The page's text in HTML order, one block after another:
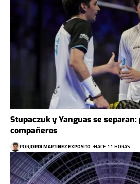
Stupaczuk y Yanguas se separan:
compañeros
PORJORDI MARTINEZ EXPOSITO HACE 11 HORAS